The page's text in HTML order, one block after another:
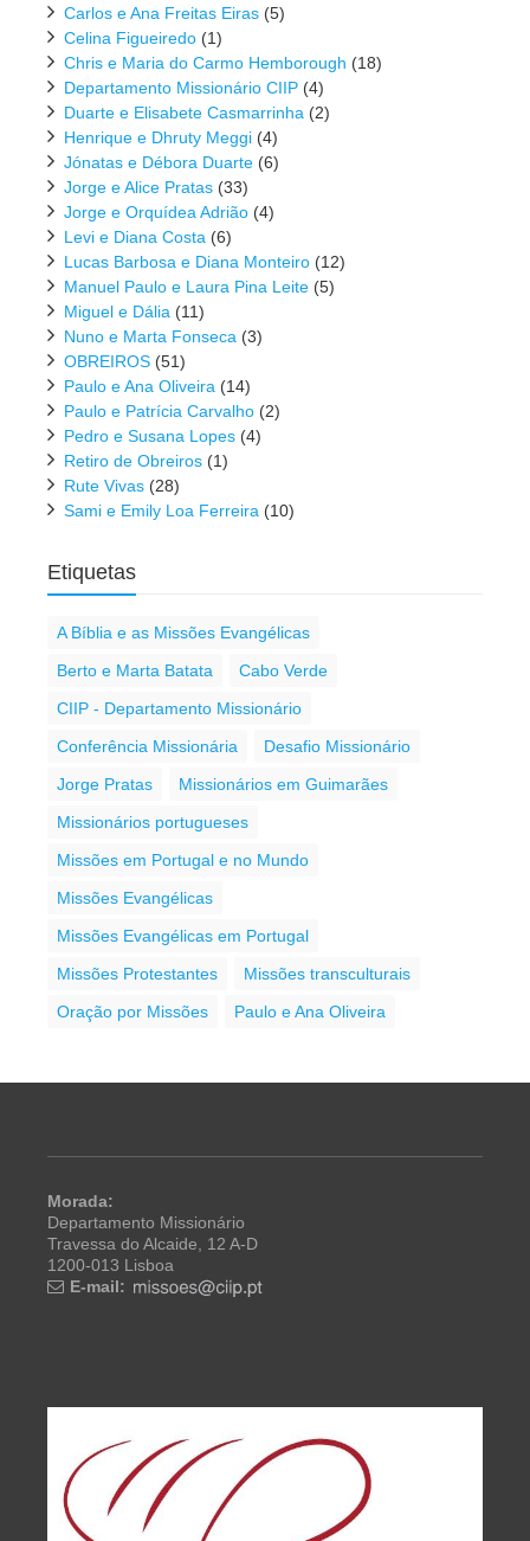
Carlos e Ana Freitas Eiras (5)
Celina Figueiredo (1)
Chris e Maria do Carmo Hemborough (18)
Departamento Missionário CIIP (4)
Duarte e Elisabete Casmarrinha (2)
Henrique e Dhruty Meggi (4)
Jónatas e Débora Duarte (6)
Jorge e Alice Pratas (33)
Jorge e Orquídea Adrião (4)
Levi e Diana Costa (6)
Lucas Barbosa e Diana Monteiro (12)
Manuel Paulo e Laura Pina Leite (5)
Miguel e Dália (11)
Nuno e Marta Fonseca (3)
OBREIROS (51)
Paulo e Ana Oliveira (14)
Paulo e Patrícia Carvalho (2)
Pedro e Susana Lopes (4)
Retiro de Obreiros (1)
Rute Vivas (28)
Sami e Emily Loa Ferreira (10)
Etiquetas
A Bíblia e as Missões Evangélicas
Berto e Marta Batata
Cabo Verde
CIIP - Departamento Missionário
Conferência Missionária
Desafio Missionário
Jorge Pratas
Missionários em Guimarães
Missionários portugueses
Missões em Portugal e no Mundo
Missões Evangélicas
Missões Evangélicas em Portugal
Missões Protestantes
Missões transculturais
Oração por Missões
Paulo e Ana Oliveira
Morada:
Departamento Missionário
Travessa do Alcaide, 12 A-D
1200-013 Lisboa
E-mail: